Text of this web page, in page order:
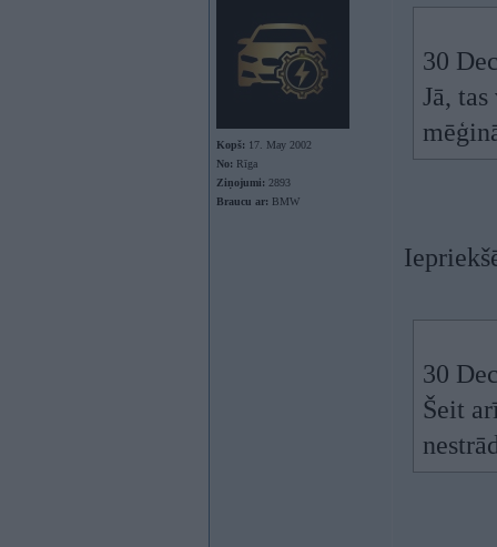
Kopš: 17. May 2002
No: Rīga
Ziņojumi: 2893
Braucu ar: BMW
30
Jā,
30
Šeit